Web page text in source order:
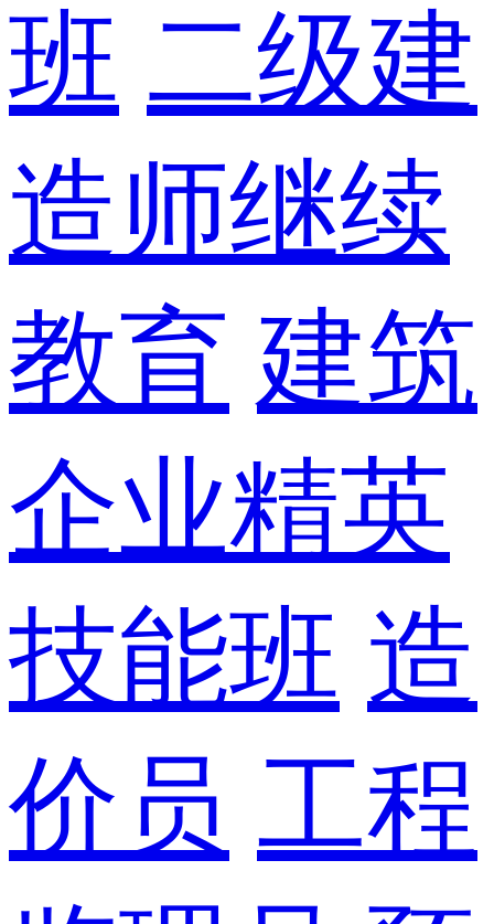
班 二级建
造师继续
教育 建筑
企业精英
技能班 造
价员 工程